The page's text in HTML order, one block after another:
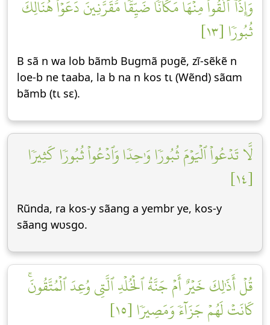
وَإِذَآ أُلۡقُواْ مِنۡهَا مَكَانٗا ضَيِّقٗا مُّقَرَّنِينَ دَعَوۡاْ هُنَالِكَ
ثُبُورٗا [١٣]
B sã n wa lob bãmb Bugmã pʋgẽ, zĩ-sẽkẽ n
loe-b ne taaba, la b na n kos tɩ (Wẽnd) sãɑm
bãmb (tɩ sε).
لَّا تَدۡعُواْ ٱلۡيَوۡمَ ثُبُورٗا وَٰحِدٗا وَٱدۡعُواْ ثُبُورٗا كَثِيرٗا
[١٤]
Rũnda, ra kos-y sãang a yembr ye, kos-y
sãang wʋsgo.
قُلۡ أَذَٰلِكَ خَيۡرٌ أَمۡ جَنَّةُ ٱلۡخُلۡدِ ٱلَّتِي وُعِدَ ٱلۡمُتَّقُونَۚ
كَانَتۡ لَهُمۡ جَزَآءٗ وَمَصِيرٗا [١٥]